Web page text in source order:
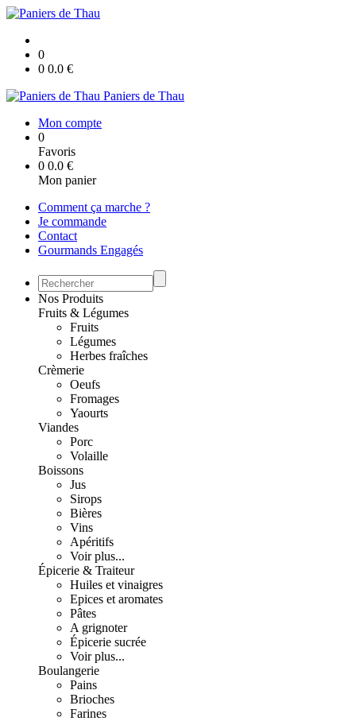
0
0 0.0 €
Paniers de Thau
Mon compte
0
Favoris
0 0.0 €
Mon panier
Comment ça marche ?
Je commande
Contact
Gourmands Engagés
Nos Produits
Fruits & Légumes
Fruits
Légumes
Herbes fraîches
Crèmerie
Oeufs
Fromages
Yaourts
Viandes
Porc
Volaille
Boissons
Jus
Sirops
Bières
Vins
Apéritifs
Voir plus...
Épicerie & Traiteur
Huiles et vinaigres
Epices et aromates
Pâtes
A grignoter
Épicerie sucrée
Voir plus...
Boulangerie
Pains
Brioches
Farines